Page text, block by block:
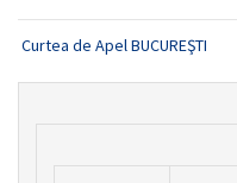
Curtea de Apel BUCUREŞTI